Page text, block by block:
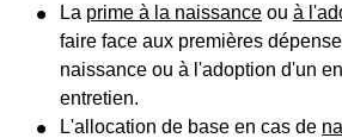
La prime à la naissance ou à
faire face aux premières
naissance ou à l'adoption d'un
entretien.
L'allocation de base en cas de